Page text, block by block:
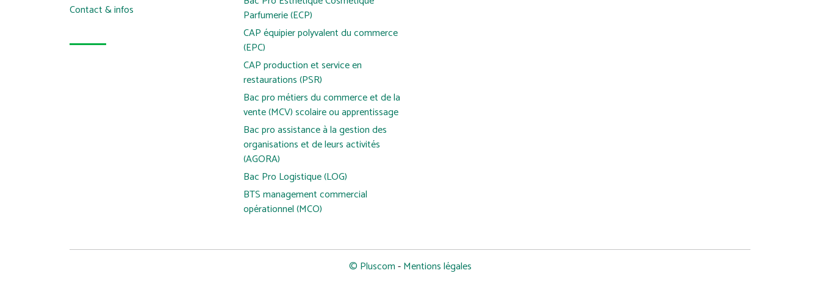
Contact & infos
Parfumerie (ECP)
CAP équipier polyvalent du commerce
(EPC)
CAP production et service en
restaurations (PSR)
Bac pro métiers du commerce et de la
vente (MCV) scolaire ou apprentissage
Bac pro assistance à la gestion des
organisations et de leurs activités
(AGORA)
Bac Pro Logistique (LOG)
BTS management commercial
opérationnel (MCO)
© Pluscom-Mentions légales